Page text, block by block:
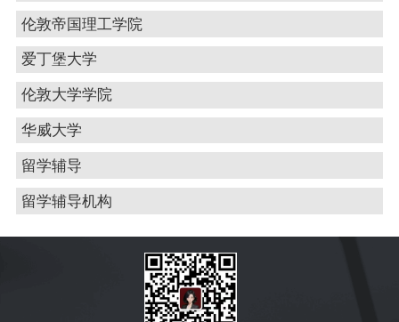
伦敦帝国理工学院
爱丁堡大学
伦敦大学学院
华威大学
留学辅导
留学辅导机构